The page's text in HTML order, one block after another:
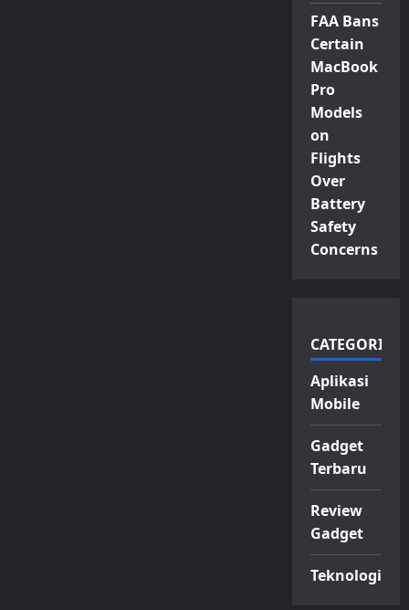
FAA Bans
Certain
MacBook
Pro
Models
on
Flights
Over
Battery
Safety
Concerns
CATEGORIES
Aplikasi
Mobile
Gadget
Terbaru
Review
Gadget
Teknologi